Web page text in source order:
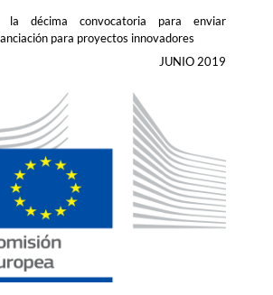
la décima convocatoria para enviar
para proyectos innovadores
JUNIO 2019